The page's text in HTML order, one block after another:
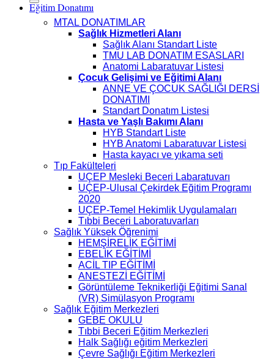
Eğitim Donatımı
MTAL DONATIMLAR
Sağlık Hizmetleri Alanı
Sağlık Alanı Standart Liste
TMU LAB DONATIM ESASLARI
Anatomi Labaratuvar Listesi
Çocuk Gelişimi ve Eğitimi Alanı
ANNE VE ÇOCUK SAĞLIĞI DERSİ
DONATIMI
Standart Donatım Listesi
Hasta ve Yaşlı Bakımı Alanı
HYB Standart Liste
HYB Anatomi Labaratuvar Listesi
Hasta kayacı ve yıkama seti
Tıp Fakülteleri
UÇEP Mesleki Beceri Labaratuvarı
UÇEP-Ulusal Çekirdek Eğitim Programı
2020
UÇEP-Temel Hekimlik Uygulamaları
Tıbbi Beceri Laboratuvarları
Sağlık Yüksek Öğrenimi
HEMŞİRELİK EĞİTİMİ
EBELİK EĞİTİMİ
ACİL TIP EĞİTİMİ
ANESTEZİ EĞİTİMİ
Görüntüleme Teknikerliği Eğitimi Sanal
(VR) Simülasyon Programı
Sağlık Eğitim Merkezleri
GEBE OKULU
Tıbbi Beceri Eğitim Merkezleri
Halk Sağlığı eğitim Merkezleri
Çevre Sağlığı Eğitim Merkezleri